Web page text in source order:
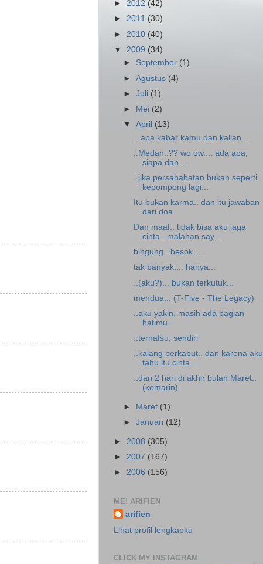
► 2012 (42)
► 2011 (30)
► 2010 (40)
▼ 2009 (34)
► September (1)
►Agustus (4)
►Juli (1)
►
Mei (2)
▼April (13)
...apa kabar kamu dan kalian...
..Medan..?? wo ow.... ada apa,
siapa dan....
..jika persahabatan bukan seperti
kepompong lagi...
Itu bukan karma.. dan itu jawaban
dari doa
Dan maaf.. tidak bisa aku jaga
cinta.. malahan say...
bingung ..besok.....
tak banyak.... hanya...
..(aku?)... bukan terkutuk...
mendua... (T-Five - The Legacy)
..aku yakin, masih ada bagian
hatimu..
..ternafsu, sendiri
..kalang berkabut.. dan karena aku
tahu itu cinta ...
..dan 2 hari di akhir bulan Maret..
(kemarin)
► Maret (1)
►Januari (12)
► 2008 (305)
► 2007 (167)
► 2006 (156)
ME! ARIFIEN
arifien
Lihat profil lengkapku
CLICK MY INSTAGRAM